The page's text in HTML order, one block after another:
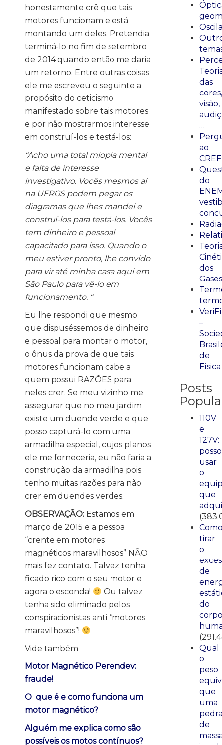
honestamente crê que tais
motores funcionam e está
montando um deles. Pretendia
terminá-lo no fim de setembro
de 2014 quando então me daria
um retorno. Entre outras coisas
ele me escreveu o seguinte a
propósito do ceticismo
manifestado sobre tais motores
e por não mostrarmos interesse
em construí-los e testá-los:
“Acho uma total miopia mental
e falta de interesse
investigativo. Vocês mesmos aí
na UFRGS podem pegar os
diagramas que lhes mandei e
construí-los para testá-los. Vocês
tem dinheiro e pessoal
capacitado para isso. Quando o
meu estiver pronto, lhe convido
para vir até minha casa aqui em
São Paulo para vê-lo em
funcionamento. “
Eu lhe respondi que mesmo
que dispuséssemos de dinheiro
e pessoal para montar o motor,
o ônus da prova de que tais
motores funcionam cabe a
quem possui RAZÕES para
neles crer. Se meu vizinho me
assegurar que no meu jardim
existe um duende verde e que
posso capturá-lo com uma
armadilha especial, cujos planos
ele me forneceria, eu não faria a
construção da armadilha pois
tenho muitas razões para não
crer em duendes verdes.
OBSERVAÇÃO: Estamos em
março de 2015 e a pessoa
“crente em motores
magnéticos maravilhosos” NÃO
mais fez contato. Talvez tenha
ficado rico com o seu motor e
agora o esconda!
Ou talvez
tenha sido eliminado pelos
conspiracionistas anti “motores
maravilhosos”!
Vide também
Motor Magnético Perendev:
fraude!
O que é e como funciona um
motor magnético?
Alguém me explica como são
possíveis os motos contínuos?
das
cores,
visão,
…
ao
CREF
do
dos
Gases
–
de
Física
Posts
110V
e
127V:
posso
usar
o
que
Como
tirar
o
de
do
corpo
Qual
o
peso
que
uma
pedra
de